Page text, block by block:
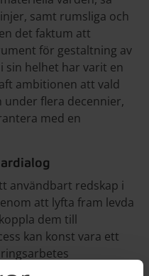
samt rumsliga och
det faktum att
för gestaltning av
sin helhet har varit en
ambitionen att vald
under flera decennier,
med en
användbart redskap i
att lyfta fram levda
dem till
kan konst vara ett
uttrycket kan i